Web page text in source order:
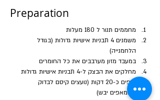
Preparation
מחממים תנור ל 180 מעלות
משמנים 4 תבניות אישיות גדולות (בגודל
הלחמנייה)
במעבד מזון מערבבים את כל החומרים
מחלקים את הבצק ל-4 תבניות אישיות גדולות
אופים כ-20 דקות (נועצים קיסם לבדוק
שהמאפים יבש)